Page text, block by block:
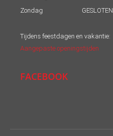
Zondag
GESLOTEN
Tijdens feestdagen en vakantie:
Aangepaste openingstijden
FACEBOOK